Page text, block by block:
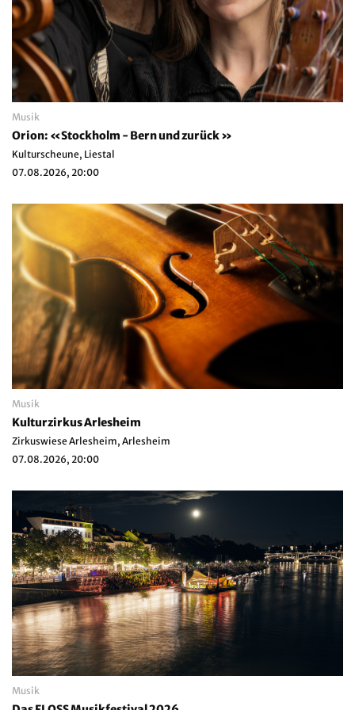
Musik
Orion: «Stockholm - Bern und zurück »
Kulturscheune, Liestal
07.08.2026, 20:00
Musik
Kulturzirkus Arlesheim
Zirkuswiese Arlesheim, Arlesheim
07.08.2026, 20:00
Musik